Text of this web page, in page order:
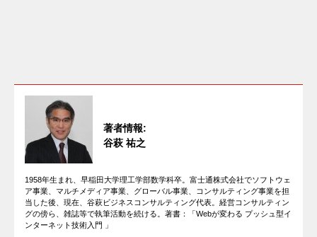
著者情報:
谷萩 祐之
1958年生まれ、早稲田大学理工学部数学科卒。富士通株式会社でソフトウェ
ア事業、マルチメディア事業、グローバル事業、コンサルティング事業を担
当した後、現在、谷萩ビジネスコンサルティング代表。経営コンサルティン
グの傍ら、雑誌等で執筆活動を続ける。著書：「Webが変わる プッシュ型イ
ンターネット技術入門 」